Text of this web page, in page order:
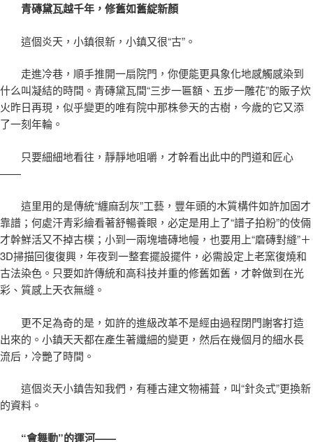
青磚黛瓦越千年，修舊如舊綻新顏
這個炎天，小鎮很新，小鎮又很“古”。
走進冷巷，順手推開一扇院門，你便能更具象化地感觸感染到
什么叫凝結的時間。青磚黛瓦間“三步一匾額、五步一雕花”的販子炊
火昨日再現，似乎變更的唯有院中那株參天的古樹，今歲的它又添
了一刻年輪。
只要細細地看往，靜靜地咀嚼，才幹看出此中的門道和匠心
——
這里用的是傳統“纏麻刮灰”工藝，豐年頭的木質構件如許加固才
靠譜；何處汗青彩繪看著舒暢養眼，必定是用上了“譜子拍粉”的伎倆
才幹鮮活又不掉古樸；小到一兩塊墻磚地幔，也要用上“磨磚對縫”＋
3D掃描回復復興，年夜到一整套擺設擺件，必需設定上老窯復燒和
古法染色。只要如許傳統和高科技并重的修舊如舊，才幹做到在光
彩、質感上天衣無縫。
更不足為奇的是，如許的進級改革不是經由過程閉門謝客打造
出來的。小鎮天天都在產生著纖細的變更，然后在幾個月的細水長
流后，冷艷了時間。
這個炎天小鎮告知我們，有種古建文物補葺，叫“針灸式”更換新
的資料。
“會舞動”的運河——